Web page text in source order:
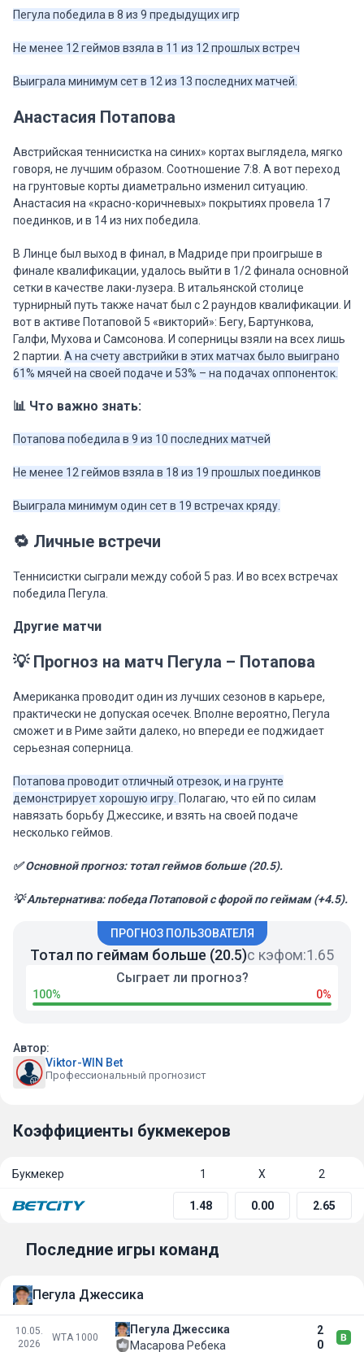
Пегула победила в 8 из 9 предыдущих игр
Не менее 12 геймов взяла в 11 из 12 прошлых встреч
Выиграла минимум сет в 12 из 13 последних матчей.
Анастасия Потапова
Австрийская теннисистка на синих» кортах выглядела, мягко
говоря, не лучшим образом. Соотношение 7:8. А вот переход
на грунтовые корты диаметрально изменил ситуацию.
Анастасия на «красно-коричневых» покрытиях провела 17
поединков, и в 14 из них победила.
В Линце был выход в финал, в Мадриде при проигрыше в
финале квалификации, удалось выйти в 1/2 финала основной
сетки в качестве лаки-лузера. В итальянской столице
турнирный путь также начат был с 2 раундов квалификации. И
вот в активе Потаповой 5 «викторий»: Бегу, Бартункова,
Галфи, Мухова и Самсонова. И соперницы взяли на всех лишь
2 партии. А на счету австрийки в этих матчах было выиграно
61% мячей на своей подаче и 53% – на подачах оппоненток.
📊 Что важно знать:
Потапова победила в 9 из 10 последних матчей
Не менее 12 геймов взяла в 18 из 19 прошлых поединков
Выиграла минимум один сет в 19 встречах кряду.
🔁 Личные встречи
Теннисистки сыграли между собой 5 раз. И во всех встречах
победила Пегула.
Другие матчи
💡 Прогноз на матч Пегула – Потапова
Американка проводит один из лучших сезонов в карьере,
практически не допуская осечек. Вполне вероятно, Пегула
сможет и в Риме зайти далеко, но впереди ее поджидает
серьезная соперница.
Потапова проводит отличный отрезок, и на грунте
демонстрирует хорошую игру. Полагаю, что ей по силам
навязать борьбу Джессике, и взять на своей подаче
несколько геймов.
✅ Основной прогноз: тотал геймов больше (20.5).
💡 Альтернатива: победа Потаповой с форой по геймам (+4.5).
ПРОГНОЗ ПОЛЬЗОВАТЕЛЯ
Тотал по геймам больше (20.5)с кэфом:1.65
100%
Сыграет ли прогноз?
0%
Автор:
Viktor-WIN Bet
Профессиональный прогнозист
Коэффициенты букмекеров
Букмекер 1 Х 2
1.48 0.00 2.65
Последние игры команд
Пегула Джессика
10.05.
2026
WTA 1000
Пегула Джессика
2
0
Масарова Ребека